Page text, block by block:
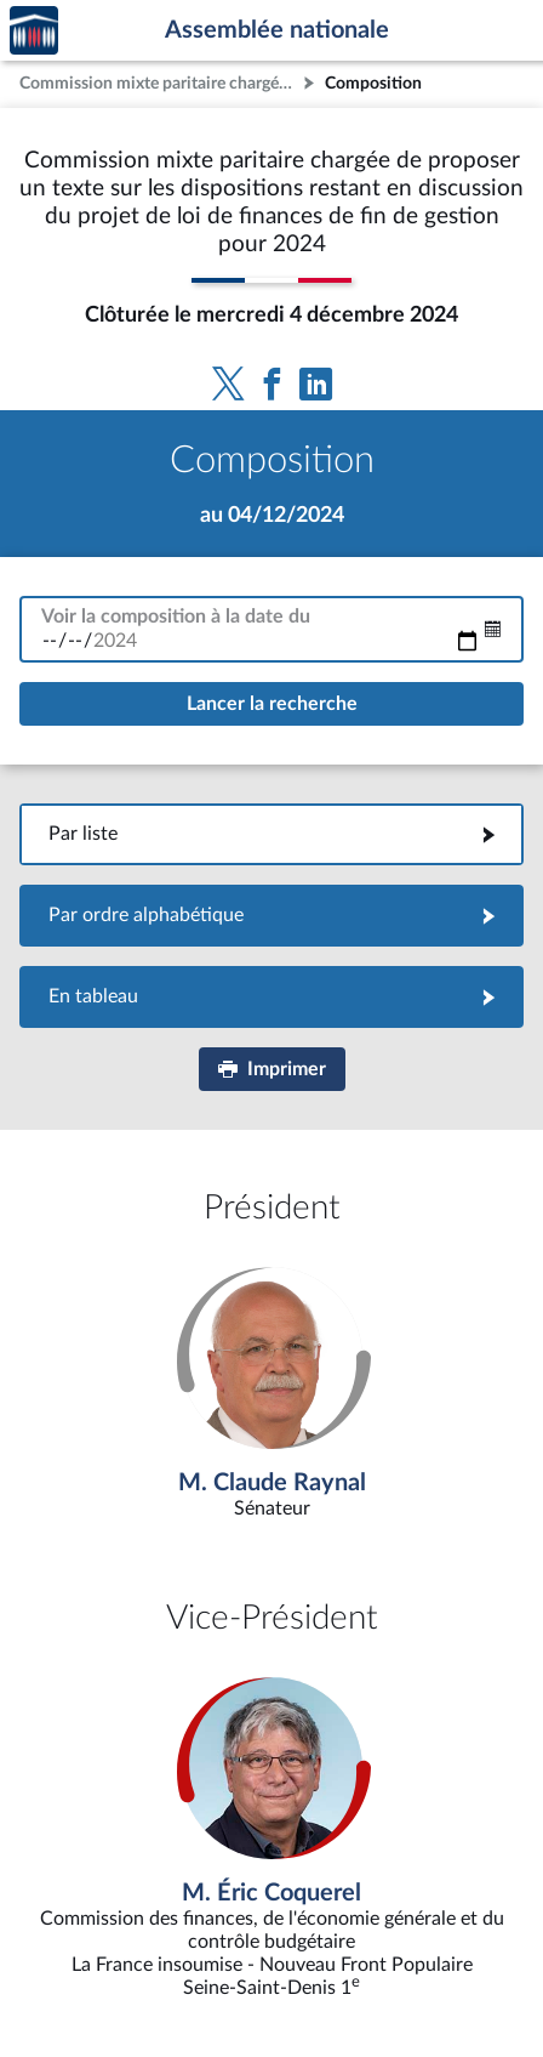
Aller au contenu
Aller en bas de la page
Accèder
à la
page
d'accueil
Assemblée nationale
Commission mixte paritaire chargée de proposer un texte sur les dispositions restant en discussion du projet de loi de finances de fin de gestion pour 2024 Composition
Commission mixte paritaire chargée de proposer
un texte sur les dispositions restant en discussion
du projet de loi de finances de fin de gestion
pour 2024
Clôturée le mercredi 4 décembre 2024
Composition
au 04/12/2024
Voir la composition à la date du
Par liste
Par ordre alphabétiquePar ordre alphabétique
En tableau
Imprimer
Président
M. Claude Raynal
Sénateur
Vice-Président
M. Éric Coquerel
Commission des finances, de l'économie générale et du
contrôle budgétaire
La France insoumise - Nouveau Front Populaire
Seine-Saint-Denis 1 e